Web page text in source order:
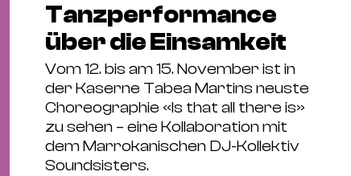
Tanzperformance
über die Einsamkeit
Vom 12. bis am 15. November ist in
der Kaserne Tabea Martins neuste
Choreographie «Is that all there is»
zu sehen – eine Kollaboration mit
dem Marrokanischen DJ-Kollektiv
Soundsisters.